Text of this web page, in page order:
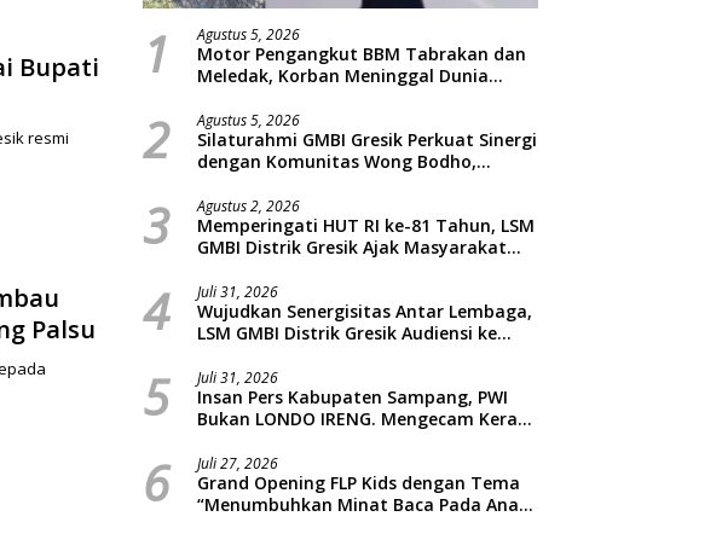
Bupati
resmi
Palsu
1 Agustus 5, 2026
Motor Pengangkut BBM Tabrakan dan
Meledak, Korban Meninggal Dunia
2 Agustus 5, 2026
Silaturahmi GMBI Gresik Perkuat Sinergi
dengan Komunitas Wong Bodho,
Reggae Vespa Menjelang Acara
Sunatan Massal dan Santunan Anak
Yatim
3 Agustus 2, 2026
Memperingati HUT RI ke-81 Tahun, LSM
GMBI Distrik Gresik Ajak Masyarakat
4 Juli 31, 2026
Wujudkan Senergisitas Antar Lembaga,
LSM GMBI Distrik Gresik Audiensi ke
Dilanjutkan Giat Sosial Santunan Anak
Yatim Piatu
5 Juli 31, 2026
Insan Pers Kabupaten Sampang, PWI
Bukan LONDO IRENG. Mengecam Keras
Republik Indonesia
6 Juli 27, 2026
Grand Opening FLP Kids dengan Tema
“Menumbuhkan Minat Baca Pada Anak